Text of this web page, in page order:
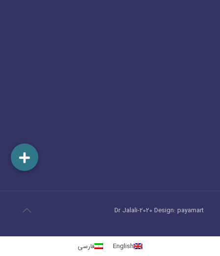
Dr Jalali-2020 Design:payamart
English فارسی